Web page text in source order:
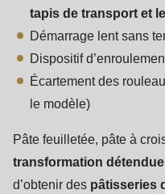
tapis de transport et
Démarrage lent sans
Dispositif
Écartement des
le modèle)
Pâte feuilletée, pâte à
transformation
d’obtenir des pâtisseries